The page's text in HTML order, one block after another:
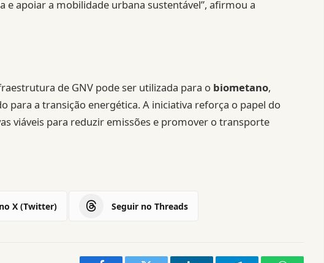
apoiar a mobilidade urbana sustentável”, afirmou a
de GNV pode ser utilizada para o biometano,
para a transição energética. A iniciativa reforça o papel do
viáveis para reduzir emissões e promover o transporte
X (Twitter) Seguir no Threads